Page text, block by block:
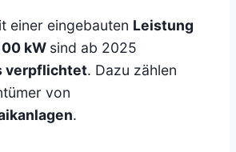
einer eingebauten Leistung
kW sind ab 2025
verpflichtet. Dazu zählen
von
.